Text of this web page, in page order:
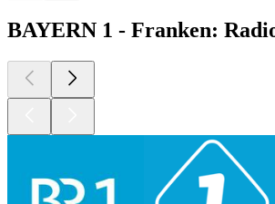
BAYERN 1 - Franken: